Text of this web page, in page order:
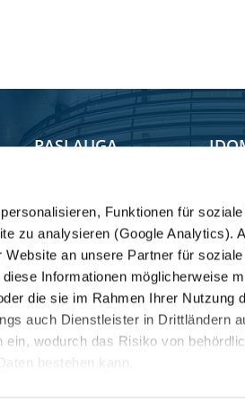
Funktionen für
zu analysieren (Google Analytics).
an unsere Partner für soziale
Informationen möglicherweise
die sie im Rahmen Ihrer Nutzung
auch Dienstleister in Drittländern
wodurch das Risiko von
bestehen kann.
PASLAUGA
Service Locator
Atsarginės dalys
Mobility
Fair Care
Trailer Point
Klientų aptarnavimas